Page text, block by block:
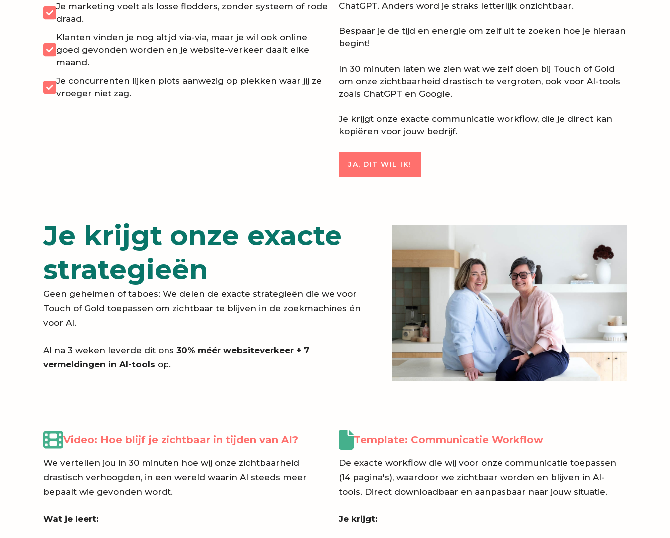
Je marketing voelt als losse flodders, zonder systeem of rode
draad.
Klanten vinden je nog altijd via-via, maar je wil ook online
goed gevonden worden en je website-verkeer daalt elke
maand.
Je concurrenten lijken plots aanwezig op plekken waar jij ze
vroeger niet zag.
ChatGPT. Anders word je straks letterlijk onzichtbaar.
Bespaar je de tijd en energie om zelf uit te zoeken hoe je hieraan
begint!
In 30 minuten laten we zien wat we zelf doen bij Touch of Gold
om onze zichtbaarheid drastisch te vergroten, ook voor AI-tools
zoals ChatGPT en Google.
Je krijgt onze exacte communicatie workflow, die je direct kan
kopiëren voor jouw bedrijf.
JA, DIT WIL IK!
Je krijgt onze exacte
strategieën
Geen geheimen of taboes: We delen de exacte strategieën die we voor
Touch of Gold toepassen om zichtbaar te blijven in de zoekmachines én
voor AI.
Al na 3 weken leverde dit ons 30% méér websiteverkeer + 7
vermeldingen in AI-tools op.
Video: Hoe blijf je zichtbaar in tijden van AI?
We vertellen jou in 30 minuten hoe wij onze zichtbaarheid
drastisch verhoogden, in een wereld waarin AI steeds meer
bepaalt wie gevonden wordt.
Wat je leert:
Template: Communicatie Workflow
De exacte workflow die wij voor onze communicatie toepassen
(14 pagina's), waardoor we zichtbaar worden en blijven in AI-
tools. Direct downloadbaar en aanpasbaar naar jouw situatie.
Je krijgt: